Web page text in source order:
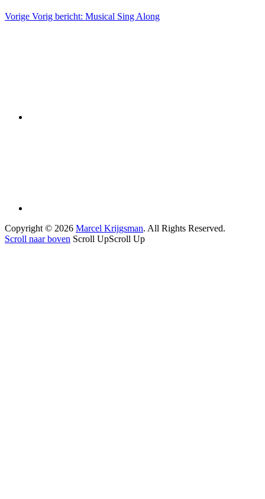
Vorige Vorig bericht: Musical Sing Along
Copyright © 2026 Marcel Krijgsman. All Rights Reserved.
Scroll naar boven Scroll UpScroll Up